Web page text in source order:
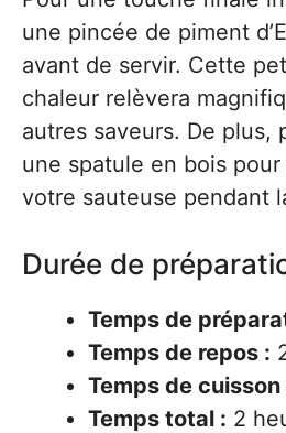
une pincée de piment
avant de servir. Cette
chaleur relèvera
autres saveurs. De plus,
une spatule en bois
votre sauteuse pendant
Durée de
Temps de
Temps de repos :
Temps de cuisson
Temps total : 2